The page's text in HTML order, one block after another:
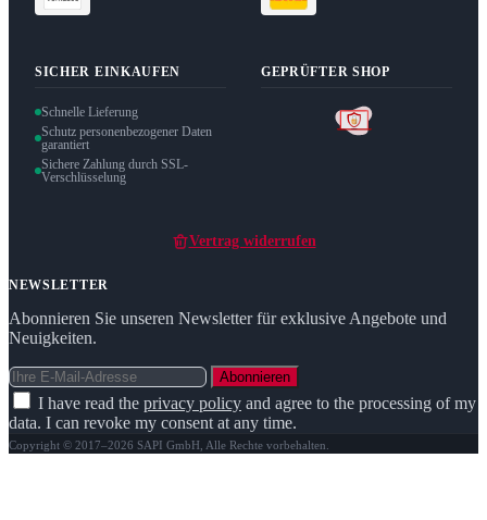
SICHER EINKAUFEN
Schnelle Lieferung
Schutz personenbezogener Daten
garantiert
Sichere Zahlung durch SSL-
Verschlüsselung
GEPRÜFTER SHOP
Vertrag widerrufen
NEWSLETTER
Abonnieren Sie unseren Newsletter für exklusive Angebote und
Neuigkeiten.
Abonnieren
I have read the privacy policy and agree to the processing of my
data. I can revoke my consent at any time.
Copyright © 2017–2026 SAPI GmbH, Alle Rechte vorbehalten.